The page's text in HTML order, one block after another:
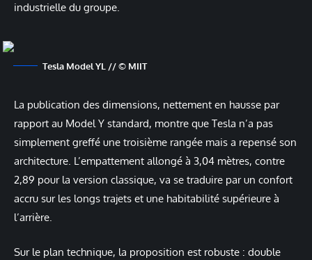
industrielle du groupe.
Tesla Model YL // © MIIT
La publication des dimensions, nettement en hausse par
rapport au Model Y standard, montre que Tesla n’a pas
simplement greffé une troisième rangée mais a repensé son
architecture. L’empattement allongé à 3,04 mètres, contre
2,89 pour la version classique, va se traduire par un confort
accru sur les longs trajets et une habitabilité supérieure à
l’arrière.
Sur le plan technique, la proposition est robuste : double